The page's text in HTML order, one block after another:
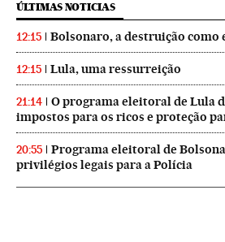
ÚLTIMAS NOTICIAS
12:15 Bolsonaro, a destruição como
12:15 Lula, uma ressurreição
21:14
O programa eleitoral de Lula
impostos para os ricos e proteção
20:55
Programa eleitoral de
privilégios legais para a Polícia